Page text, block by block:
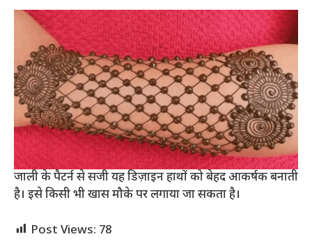
जाली के पैटर्न से सजी यह डिज़ाइन हाथों को बेहद आकर्षक बनाती
है। इसे किसी भी खास मौके पर लगाया जा सकता है।
Post Views: 78